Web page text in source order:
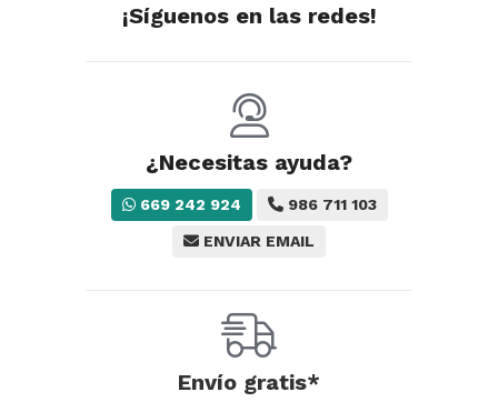
¡Síguenos en las redes!
¿Necesitas ayuda?
669 242 924 986 711 103
ENVIAR EMAIL
Envío gratis*